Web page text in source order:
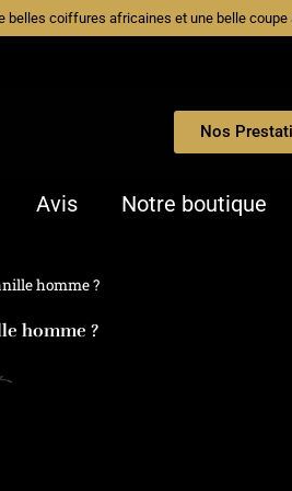
coiffures africaines et une belle coupe
Nos
Avis Notre boutique
homme ?
homme ?